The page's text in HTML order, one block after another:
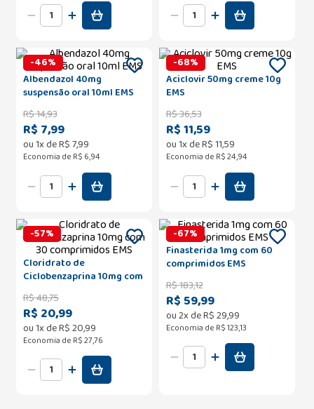
-46%
Albendazol 40mg
suspensão oral 10ml EMS
R$14,93
R$ 7,99
ou1x deR$7,99
Economia de R$ 6,94
-68%
Aciclovir 50mg creme 10g
EMS
R$36,53
R$ 11,59
ou1x deR$11,59
Economia de R$ 24,94
-57%
Cloridrato de
Ciclobenzaprina 10mg com
30 comprimidos EMS
R$48,75
R$ 20,99
ou1x deR$20,99
Economia de R$ 27,76
-67%
Finasterida 1mg com 60
comprimidos EMS
R$183,12
R$ 59,99
ou2x deR$29,99
Economia de R$ 123,13